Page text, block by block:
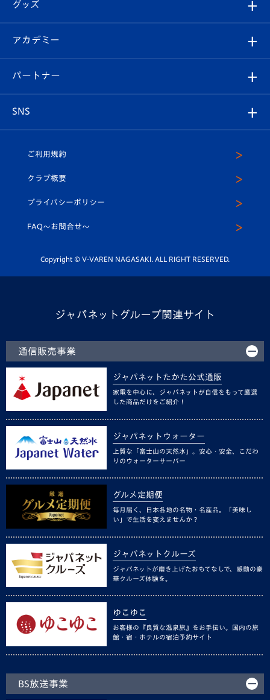
チケット
イベント
メディア
ホームタウン
スタッフプロフィール
マスコット紹介
平和祈念活動
ホームタウン活動
Revive Team
ヴィヴィくんの長崎おもてなしガイド
フォトギャラリー
スタジアムグルメ
V-LOVERS（ファンクラブ）
プレイヤーズスイート
グッズ
オンラインショップ
店舗情報
アカデミー
育成からのお知らせ
U-18
スクール
パートナー
SNS
ヴィヴィくんインスタグラム
公式LINE＠
ご利用規約
クラブ概要
プライバシーポリシー
FAQ〜お問合せ〜
Copyright © V-VAREN NAGASAKI. ALL RIGHT RESERVED.
ジャパネットグループ関連サイト
通信販売事業
ジャパネットたかた公式通販
家電を中心に、ジャパネットが自信をもって厳選
した商品だけをご紹介！
ジャパネットウォーター
上質な「富士山の天然水」。安心・安全、こだわ
りのウォーターサーバー
グルメ定期便
毎月届く、日本各地の名物・名産品。「美味し
い」で生活を変えませんか？
ジャパネットクルーズ
ジャパネットが磨き上げたおもてなしで、感動の豪
華クルーズ体験を。
ゆこゆこ
お客様の『良質な温泉旅』をお手伝い。国内の旅
館・宿・ホテルの宿泊予約サイト
BS放送事業